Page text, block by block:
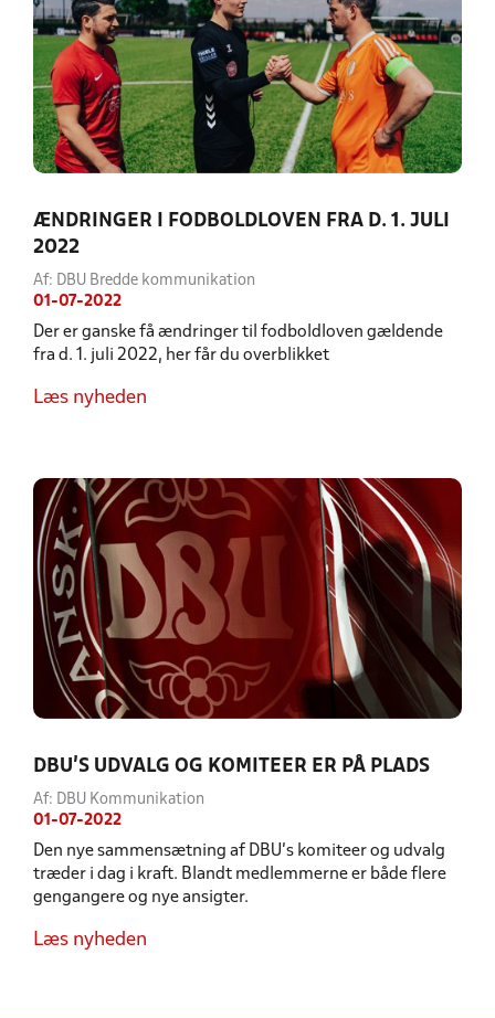
ÆNDRINGER I FODBOLDLOVEN FRA D. 1. JULI
2022
Af: DBU Bredde kommunikation
01-07-2022
Der er ganske få ændringer til fodboldloven gældende
fra d. 1. juli 2022, her får du overblikket
Læs nyheden
DBU’S UDVALG OG KOMITEER ER PÅ PLADS
Af: DBU Kommunikation
01-07-2022
Den nye sammensætning af DBU’s komiteer og udvalg
træder i dag i kraft. Blandt medlemmerne er både flere
gengangere og nye ansigter.
Læs nyheden